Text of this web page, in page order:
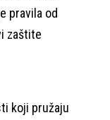
pravila od
zaštite
koji pružaju